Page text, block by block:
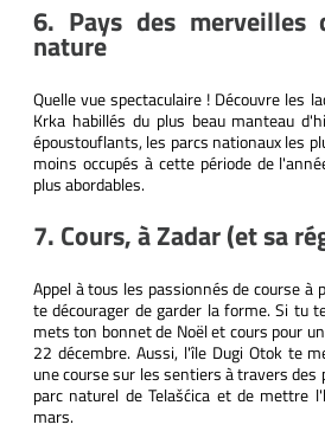
6. Pays des merveilles
nature
Quelle vue spectaculaire ! Découvre les
Krka habillés du plus beau manteau
époustouflants, les parcs nationaux les
moins occupés à cette période de
plus abordables.
7. Cours, à Zadar (et sa
Appel à tous les passionnés de course à
te décourager de garder la forme. Si tu
mets ton bonnet de Noël et cours pour
22 décembre. Aussi, l'île Dugi Otok te
une course sur les sentiers à travers des
parc naturel de Telašćica et de mettre
mars.